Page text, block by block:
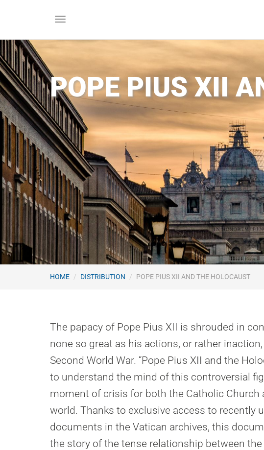
POPE PIUS XII
HOME DISTRIBUTION POPE PIUS XII AND THE HOLOCAUST
The papacy of Pope Pius XII is shrouded in
none so great as his actions, or rather
Second World War. “Pope Pius XII and the
to understand the mind of this controversial
moment of crisis for both the Catholic Church
world. Thanks to exclusive access to recently
documents in the Vatican archives, this
the story of the tense relationship between